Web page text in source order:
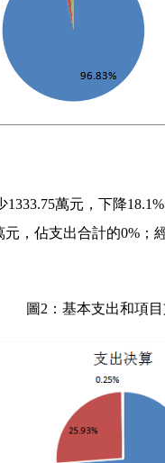
萬元，下降
，佔支出合計的0%
圖2：基本支出和項